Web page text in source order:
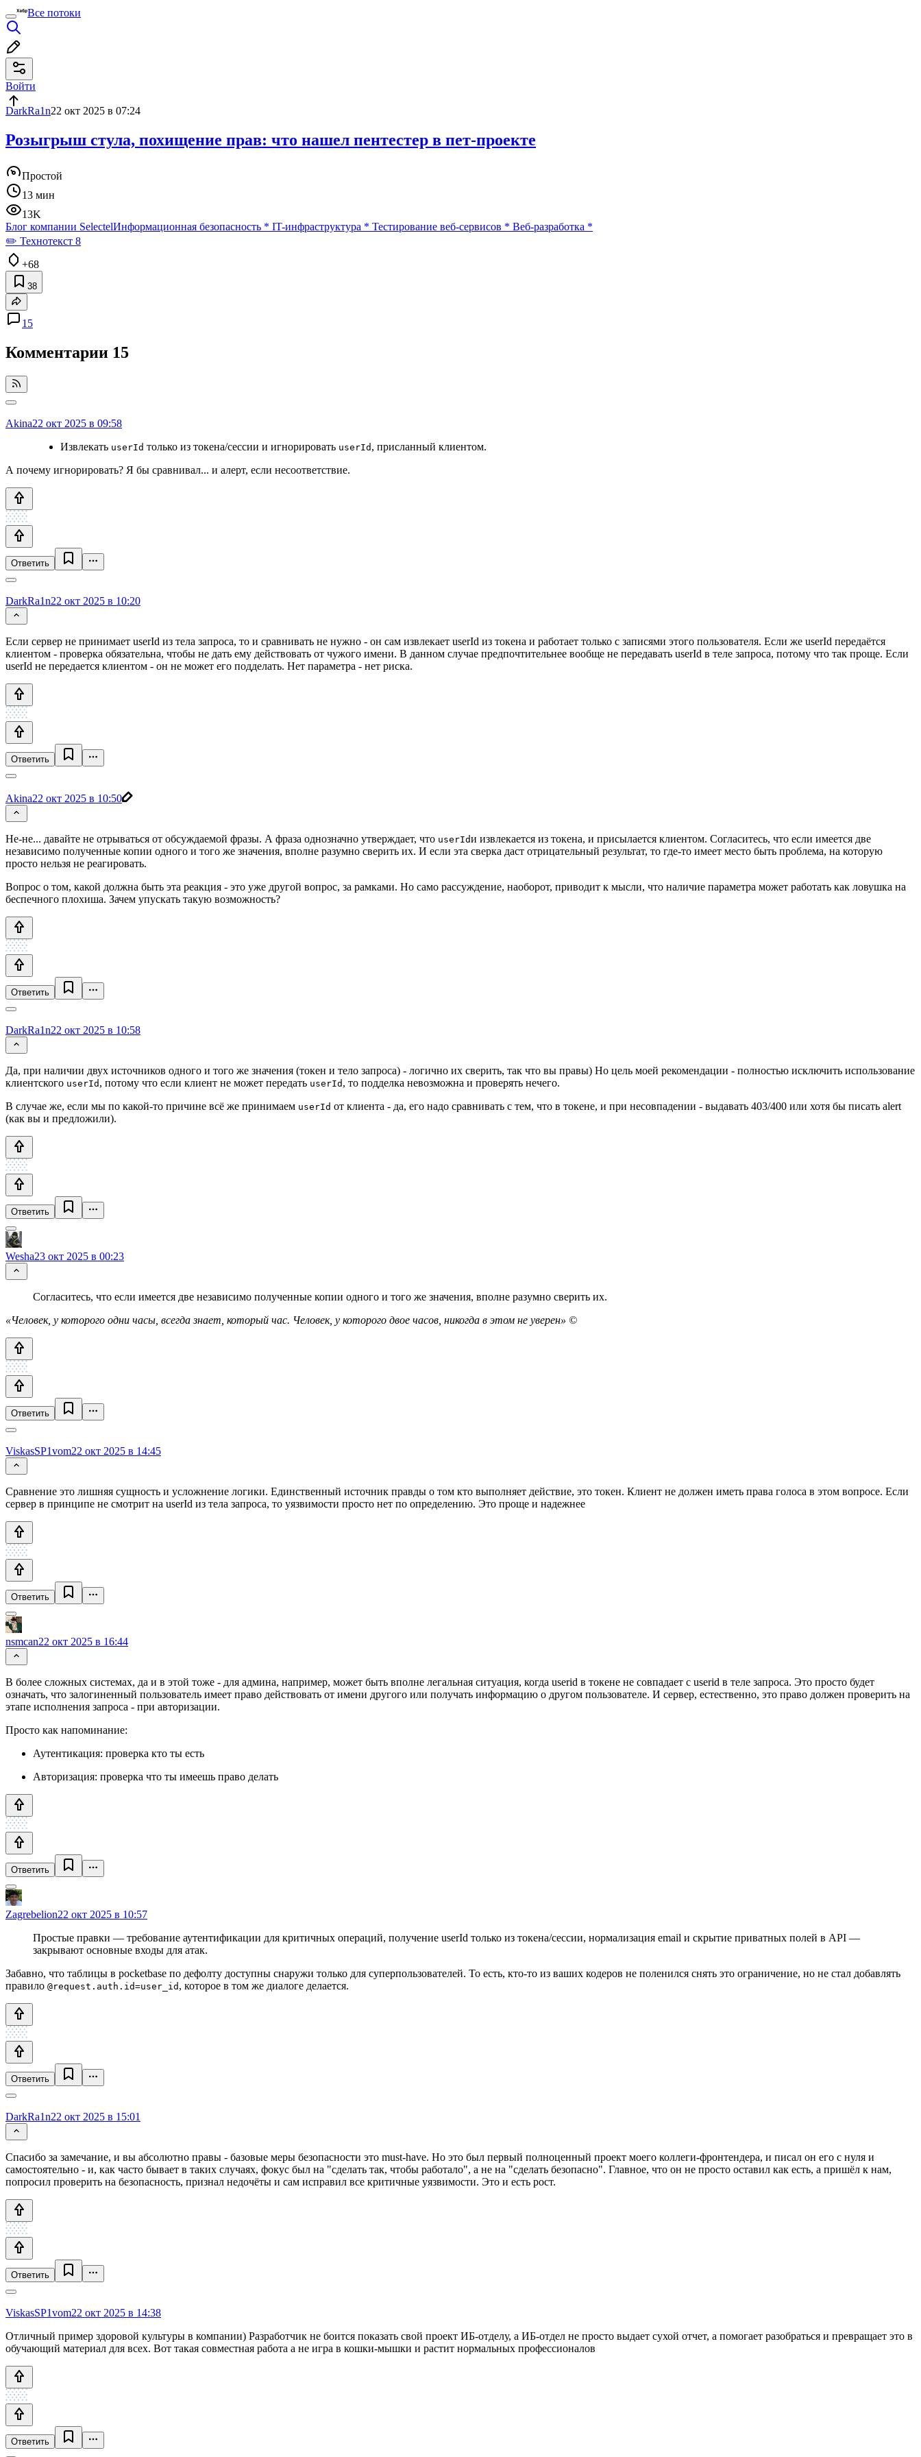
Все потоки
Войти
DarkRa1n22 окт 2025 в 07:24
Розыгрыш стула, похищение прав: что нашел пентестер в пет-проекте
Простой
13 мин
13K
Блог компании SelectelИнформационная безопасность * IT-инфраструктура * Тестирование веб-сервисов * Веб-разработка *
✏️ Технотекст 8
+68
38
15
Комментарии 15
Akina22 окт 2025 в 09:58
Извлекать userId только из токена/сессии и игнорировать userId , присланный клиентом.
А почему игнорировать? Я бы сравнивал... и алерт, если несоответствие.
Ответить
DarkRa1n22 окт 2025 в 10:20
Если сервер не принимает userId из тела запроса, то и сравнивать не нужно - он сам извлекает userId из токена и работает только с записями этого пользователя. Если же userId передаётся
клиентом - проверка обязательна, чтобы не дать ему действовать от чужого имени. В данном случае предпочтительнее вообще не передавать userId в теле запроса, потому что так проще. Если
userId не передается клиентом - он не может его подделать. Нет параметра - нет риска.
Ответить
Akina22 окт 2025 в 10:50
Не-не... давайте не отрываться от обсуждаемой фразы. А фраза однозначно утверждает, что userIdи извлекается из токена, и присылается клиентом. Согласитесь, что если имеется две
независимо полученные копии одного и того же значения, вполне разумно сверить их. И если эта сверка даст отрицательный результат, то где-то имеет место быть проблема, на которую
просто нельзя не реагировать.
Вопрос о том, какой должна быть эта реакция - это уже другой вопрос, за рамками. Но само рассуждение, наоборот, приводит к мысли, что наличие параметра может работать как ловушка на
беспечного плохиша. Зачем упускать такую возможность?
Ответить
DarkRa1n22 окт 2025 в 10:58
Да, при наличии двух источников одного и того же значения (токен и тело запроса) - логично их сверить, так что вы правы) Но цель моей рекомендации - полностью исключить использование
клиентского userId , потому что если клиент не может передать userId , то подделка невозможна и проверять нечего.
В случае же, если мы по какой-то причине всё же принимаем userId от клиента - да, его надо сравнивать с тем, что в токене, и при несовпадении - выдавать 403/400 или хотя бы писать alert
(как вы и предложили).
Ответить
Wesha23 окт 2025 в 00:23
Согласитесь, что если имеется две независимо полученные копии одного и того же значения, вполне разумно сверить их.
«Человек, у которого одни часы, всегда знает, который час. Человек, у которого двое часов, никогда в этом не уверен» ©
Ответить
ViskasSP1vom22 окт 2025 в 14:45
Сравнение это лишняя сущность и усложнение логики. Единственный источник правды о том кто выполняет действие, это токен. Клиент не должен иметь права голоса в этом вопросе. Если
сервер в принципе не смотрит на userId из тела запроса, то уязвимости просто нет по определению. Это проще и надежнее
Ответить
nsmcan22 окт 2025 в 16:44
В более сложных системах, да и в этой тоже - для админа, например, может быть вполне легальная ситуация, когда userid в токене не совпадает с userid в теле запроса. Это просто будет
означать, что залогиненный пользователь имеет право действовать от имени другого или получать информацию о другом пользователе. И сервер, естественно, это право должен проверить на
этапе исполнения запроса - при авторизации.
Просто как напоминание:
Аутентикация: проверка кто ты есть
Авторизация: проверка что ты имеешь право делать
Ответить
Zagrebelion22 окт 2025 в 10:57
Простые правки — требование аутентификации для критичных операций, получение userId только из токена/сессии, нормализация email и скрытие приватных полей в API —
закрывают основные входы для атак.
Забавно, что таблицы в pocketbase по дефолту доступны снаружи только для суперпользователей. То есть, кто-то из ваших кодеров не поленился снять это ограничение, но не стал добавлять
правило @request.auth.id=user_id , которое в том же диалоге делается.
Ответить
DarkRa1n22 окт 2025 в 15:01
Спасибо за замечание, и вы абсолютно правы - базовые меры безопасности это must-have. Но это был первый полноценный проект моего коллеги-фронтендера, и писал он его с нуля и
самостоятельно - и, как часто бывает в таких случаях, фокус был на "сделать так, чтобы работало", а не на "сделать безопасно". Главное, что он не просто оставил как есть, а пришёл к нам,
попросил проверить на безопасность, признал недочёты и сам исправил все критичные уязвимости. Это и есть рост.
Ответить
ViskasSP1vom22 окт 2025 в 14:38
Отличный пример здоровой культуры в компании) Разработчик не боится показать свой проект ИБ-отделу, а ИБ-отдел не просто выдает сухой отчет, а помогает разобраться и превращает это в
обучающий материал для всех. Вот такая совместная работа а не игра в кошки-мышки и растит нормальных профессионалов
Ответить